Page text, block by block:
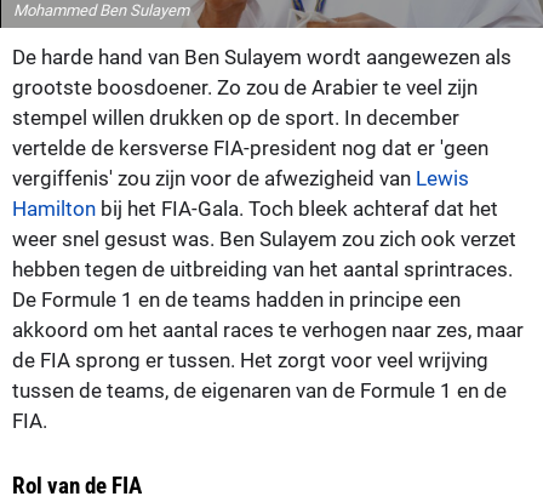
Mohammed Ben Sulayem
De harde hand van Ben Sulayem wordt aangewezen als
grootste boosdoener. Zo zou de Arabier te veel zijn
stempel willen drukken op de sport. In december
vertelde de kersverse FIA-president nog dat er 'geen
vergiffenis' zou zijn voor de afwezigheid van Lewis
Hamilton bij het FIA-Gala. Toch bleek achteraf dat het
weer snel gesust was. Ben Sulayem zou zich ook verzet
hebben tegen de uitbreiding van het aantal sprintraces.
De Formule 1 en de teams hadden in principe een
akkoord om het aantal races te verhogen naar zes, maar
de FIA sprong er tussen. Het zorgt voor veel wrijving
tussen de teams, de eigenaren van de Formule 1 en de
FIA.
Rol van de FIA